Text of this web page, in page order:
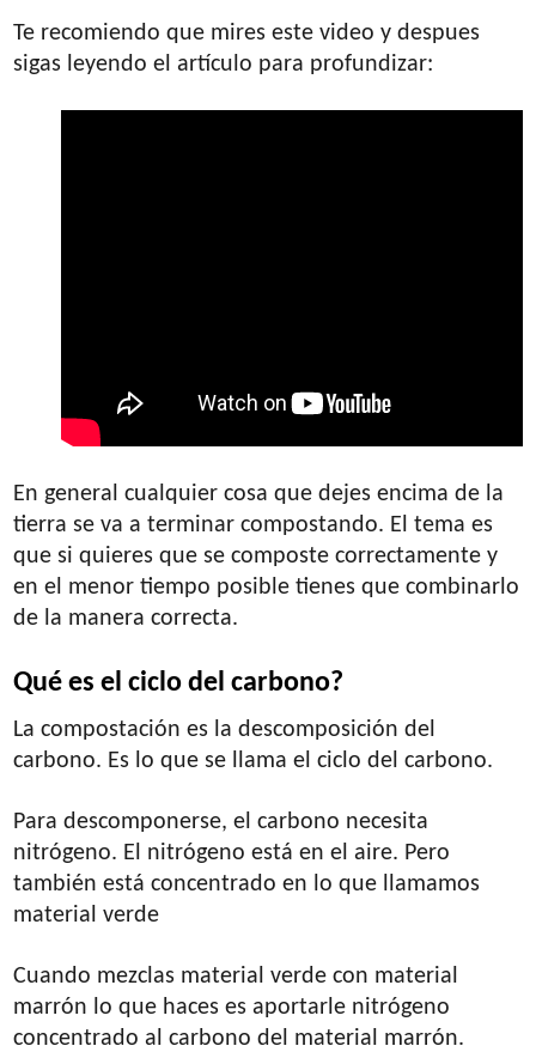
Te recomiendo que mires este video y despues
sigas leyendo el artículo para profundizar:
En general cualquier cosa que dejes encima de la
tierra se va a terminar compostando. El tema es
que si quieres que se composte correctamente y
en el menor tiempo posible tienes que combinarlo
de la manera correcta.
Qué es el ciclo del carbono?
La compostación es la descomposición del
carbono. Es lo que se llama el ciclo del carbono.
Para descomponerse, el carbono necesita
nitrógeno. El nitrógeno está en el aire. Pero
también está concentrado en lo que llamamos
material verde
Cuando mezclas material verde con material
marrón lo que haces es aportarle nitrógeno
concentrado al carbono del material marrón.